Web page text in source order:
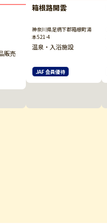
販売
箱根路開雲
神奈川県足柄下郡箱根町湯
本521-4
温泉・入浴施設
JAF 会員優待